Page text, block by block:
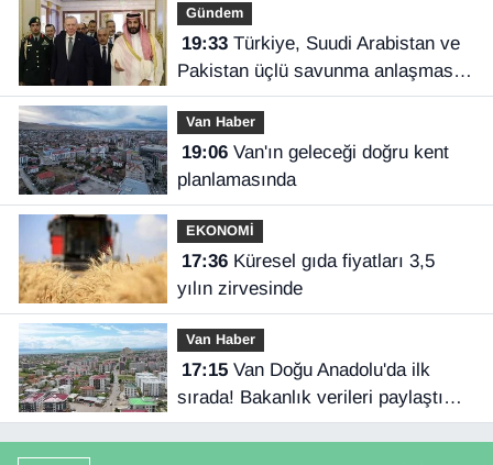
Gündem
19:33Türkiye, Suudi Arabistan ve
Pakistan üçlü savunma anlaşması
imzaladı
Van Haber
19:06Van'ın geleceği doğru kent
planlamasında
EKONOMİ
17:36Küresel gıda fiyatları 3,5
yılın zirvesinde
Van Haber
17:15Van Doğu Anadolu'da ilk
sırada! Bakanlık verileri paylaştı…